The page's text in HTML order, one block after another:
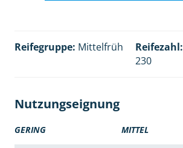
Reifegruppe: Mittelfrüh Reifezahl:
230
Nutzungseignung
GERING MITTEL